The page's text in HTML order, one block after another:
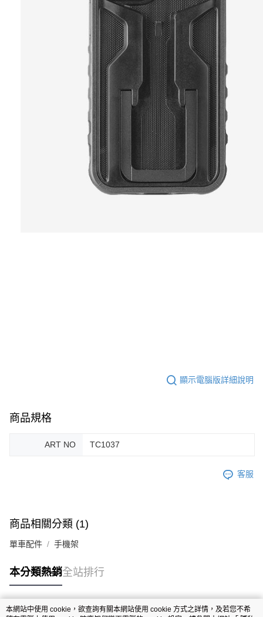
顯示電腦版詳細說明
商品規格
ART NO TC1037
客服
商品相關分類 (1)
單車配件 手機架
本分類熱銷全站排行
本網站中使用 cookie，欲查詢有關本網站使用 cookie 方式之詳情，及若您不希